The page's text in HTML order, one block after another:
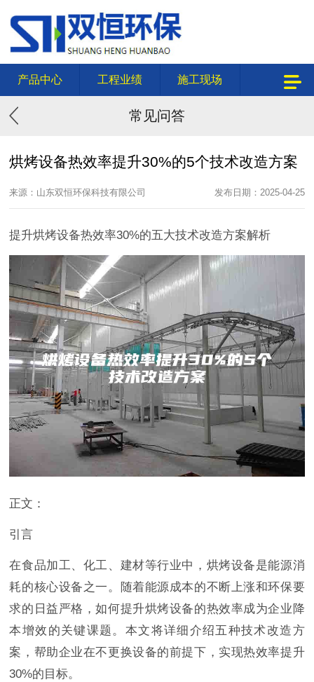
产品中心 工程业绩 施工现场
常见问答
烘烤设备热效率提升30%的5个技术改造方案
来源：山东双恒环保科技有限公司 发布日期：2025-04-25
提升烘烤设备热效率30%的五大技术改造方案解析
正文：
引言
在食品加工、化工、建材等行业中，烘烤设备是能源消
耗的核心设备之一。随着能源成本的不断上涨和环保要
求的日益严格，如何提升烘烤设备的热效率成为企业降
本增效的关键课题。本文将详细介绍五种技术改造方
案，帮助企业在不更换设备的前提下，实现热效率提升
30%的目标。